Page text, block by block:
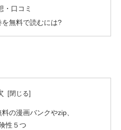
・口コミ
無料で読むには?
の漫画バンクやzip、
性５つ